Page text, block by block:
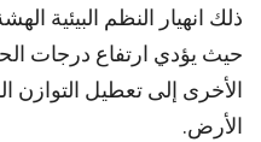
ذلك انهيار النظم البيئية
حيث يؤدي ارتفاع درجات
الأخرى إلى تعطيل التوازن
الأرض.